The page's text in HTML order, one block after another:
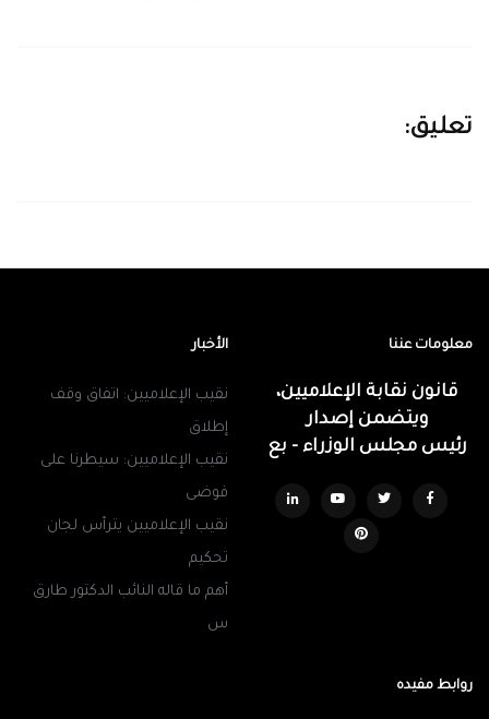
تعليق:
معلومات عننا
قانون نقابة الإعلاميين،
ويتضمن إصدار
رئيس مجلس الوزراء - بع
الأخبار
نقيب الإعلاميين: اتفاق وقف
إطلاق
نقيب الإعلاميين: سيطرنا على
فوضى
نقيب الإعلاميين يترأس لجان
تحكيم
أهم ما قاله النائب الدكتور طارق
س
روابط مفيده